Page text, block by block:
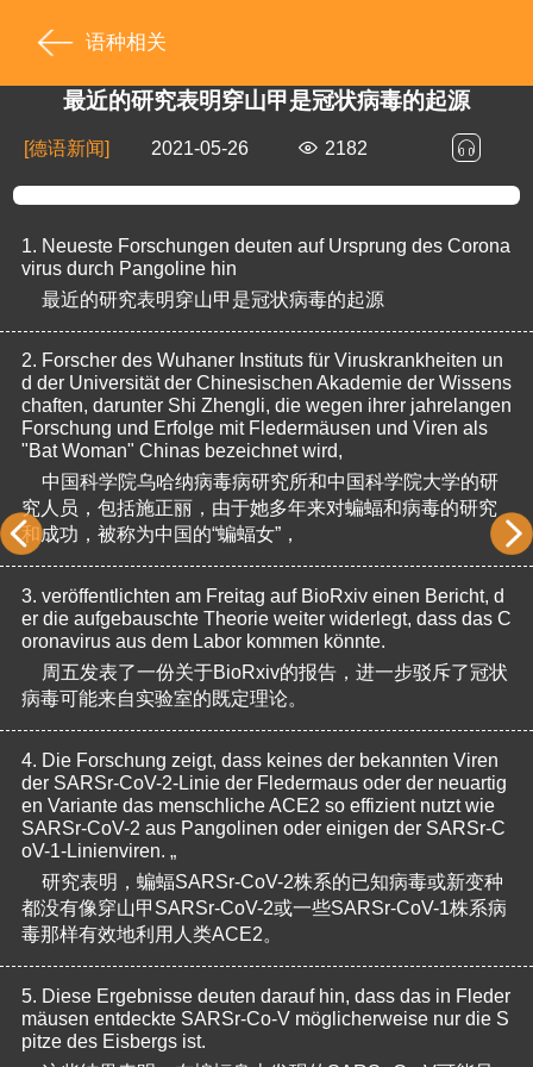
语种相关
最近的研究表明穿山甲是冠状病毒的起源
[德语新闻] 2021-05-26 2182
1. Neueste Forschungen deuten auf Ursprung des Corona
virus durch Pangoline hin
最近的研究表明穿山甲是冠状病毒的起源
2. Forscher des Wuhaner Instituts für Viruskrankheiten un
d der Universität der Chinesischen Akademie der Wissens
chaften, darunter Shi Zhengli, die wegen ihrer jahrelangen
Forschung und Erfolge mit Fledermäusen und Viren als
"Bat Woman" Chinas bezeichnet wird,
中国科学院乌哈纳病毒病研究所和中国科学院大学的研
究人员，包括施正丽，由于她多年来对蝙蝠和病毒的研究
和成功，被称为中国的“蝙蝠女”，
3. veröffentlichten am Freitag auf BioRxiv einen Bericht, d
er die aufgebauschte Theorie weiter widerlegt, dass das C
oronavirus aus dem Labor kommen könnte.
周五发表了一份关于BioRxiv的报告，进一步驳斥了冠状
病毒可能来自实验室的既定理论。
4. Die Forschung zeigt, dass keines der bekannten Viren
der SARSr-CoV-2-Linie der Fledermaus oder der neuartig
en Variante das menschliche ACE2 so effizient nutzt wie
SARSr-CoV-2 aus Pangolinen oder einigen der SARSr-C
oV-1-Linienviren. „
研究表明，蝙蝠SARSr-CoV-2株系的已知病毒或新变种
都没有像穿山甲SARSr-CoV-2或一些SARSr-CoV-1株系病
毒那样有效地利用人类ACE2。
5. Diese Ergebnisse deuten darauf hin, dass das in Fleder
mäusen entdeckte SARSr-Co-V möglicherweise nur die S
pitze des Eisbergs ist.